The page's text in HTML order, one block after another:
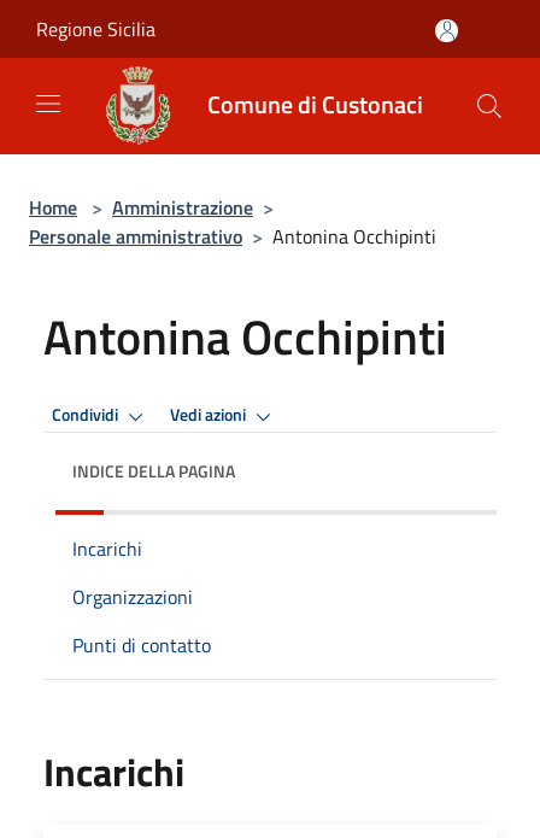
Regione Sicilia
Comune di Custonaci
Home > Amministrazione >
Personale amministrativo > Antonina Occhipinti
Antonina Occhipinti
Condividi Vedi azioni
INDICE DELLA PAGINA
Incarichi
Organizzazioni
Punti di contatto
Incarichi